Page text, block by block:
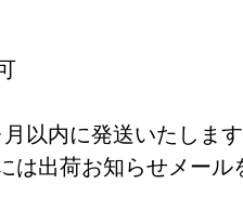
以内に発送いたします
は出荷お知らせメール